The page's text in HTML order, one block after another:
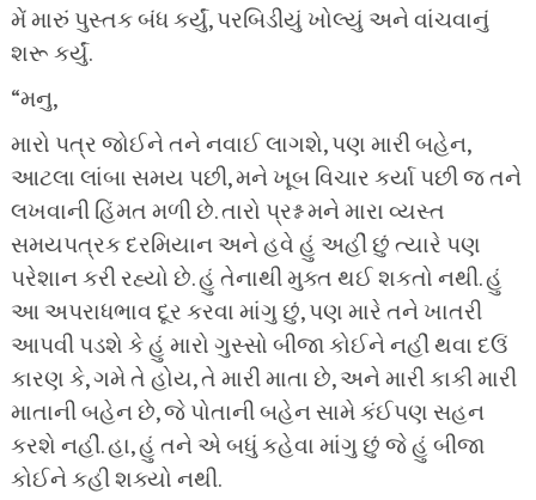
મેં મારું પુસ્તક બંધ કર્યું, પરબિડીયું ખોલ્યું અને વાંચવાનું
શરૂ કર્યું.
“મનુ,
મારો પત્ર જોઈને તને નવાઈ લાગશે, પણ મારી બહેન,
આટલા લાંબા સમય પછી, મને ખૂબ વિચાર કર્યા પછી જ તને
લખવાની હિંમત મળી છે. તારો પ્રશ્ન મને મારા વ્યસ્ત
સમયપત્રક દરમિયાન અને હવે હું અહીં છું ત્યારે પણ
પરેશાન કરી રહ્યો છે. હું તેનાથી મુક્ત થઈ શકતો નથી. હું
આ અપરાધભાવ દૂર કરવા માંગુ છું, પણ મારે તને ખાતરી
આપવી પડશે કે હું મારો ગુસ્સો બીજા કોઈને નહીં થવા દઉં
કારણ કે, ગમે તે હોય, તે મારી માતા છે, અને મારી કાકી મારી
માતાની બહેન છે, જે પોતાની બહેન સામે કંઈપણ સહન
કરશે નહીં. હા, હું તને એ બધું કહેવા માંગુ છું જે હું બીજા
કોઈને કહી શક્યો નથી.